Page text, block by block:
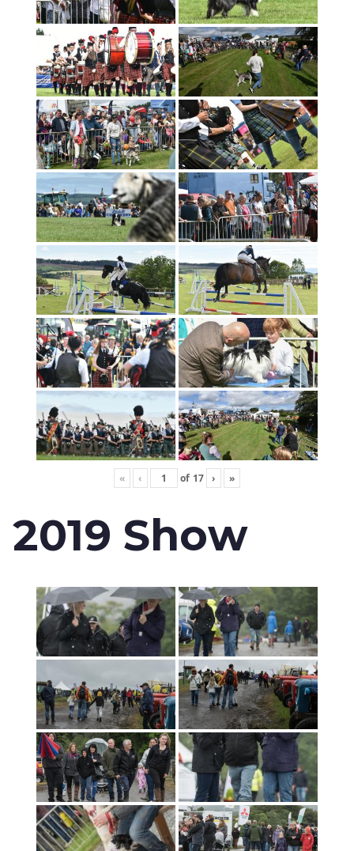
« ‹ of 17 › »
2019 Show